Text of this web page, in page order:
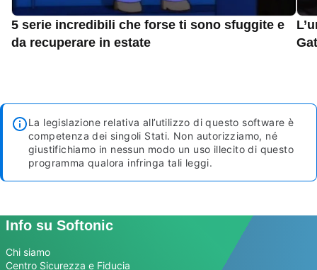
5 serie incredibili che forse ti sono sfuggite e
da recuperare in estate
La legislazione relativa all’utilizzo di questo software è
competenza dei singoli Stati. Non autorizziamo, né
giustifichiamo in nessun modo un uso illecito di questo
programma qualora infringa tali leggi.
Info su Softonic
Chi siamo
Centro Sicurezza e Fiducia